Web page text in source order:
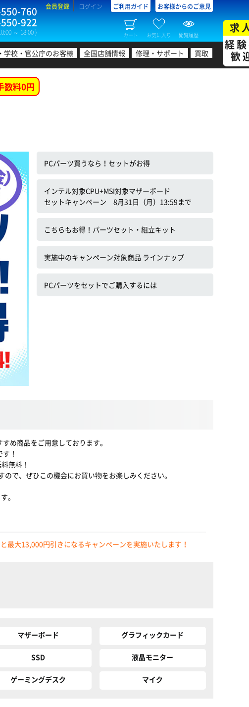
760
922
～ 18:00 )
会員登録 ログイン ご利用ガイド お客様からのご意見
カート お気に入り 閲覧履歴
学校・官公庁のお客様 全国店舗情報 修理・サポート 買取
求
経
歓
数料0円
PCパーツ買うなら！セットがお得
インテル対象CPU+MSI対象マザーボード
セットキャンペーン 8月31日（月）13:59まで
こちらもお得！パーツセット・組立キット
実施中のキャンペーン対象商品 ラインナップ
PCパーツをセットでご購入するには
め商品をご用意しております。
！
無料！
で、ぜひこの機会にお買い物をお楽しみください。
。
大13,000円引きになるキャンペーンを実施いたします！
マザーボード グラフィックカード
SSD 液晶モニター
ゲーミングデスク マイク